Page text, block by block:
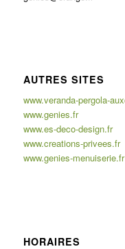
AUTRES SITES
www.veranda-pergola-
www.genies.fr
www.es-deco-design.fr
www.creations-privees.fr
www.genies-menuiserie.fr
HORAIRES